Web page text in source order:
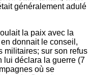
généralement adulé
la paix avec la
donnait le conseil,
militaires; sur son refus
lui déclara la guerre (7
où se